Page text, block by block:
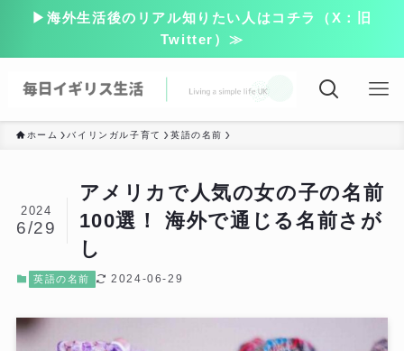
▶海外生活後のリアル知りたい人はコチラ（X：旧
Twitter）≫
ホーム バイリンガル子育て 英語の名前
アメリカで人気の女の子の名前
100選！ 海外で通じる名前さが
し
2024
6/29
英語の名前 2024-06-29